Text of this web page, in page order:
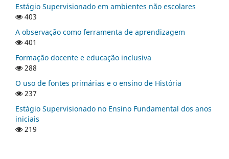
Estágio Supervisionado em ambientes não escolares
403
A observação como ferramenta de aprendizagem
401
Formação docente e educação inclusiva
288
O uso de fontes primárias e o ensino de História
237
Estágio Supervisionado no Ensino Fundamental dos anos
iniciais
219